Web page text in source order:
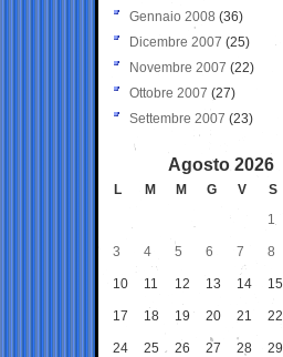
Gennaio 2008 (36)
Dicembre 2007 (25)
Novembre 2007 (22)
Ottobre 2007 (27)
Settembre 2007 (23)
Agosto 2026
L M M G V S
1
3 4 5 6 7 8
10 11 12 13 14 15
17 18 19 20 21 22
24 25 26 27 28 29